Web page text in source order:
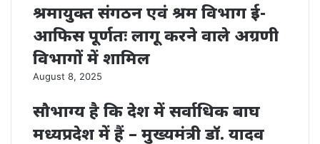
श्रमायुक्त संगठन एवं श्रम विभाग ई-
आफिस पूर्णतः लागू करने वाले अग्रणी
विभागों में शामिल
August 8, 2025
सौभाग्य है कि देश में सर्वाधिक बाघ
मध्यप्रदेश में हैं – मुख्यमंत्री डॉ. यादव